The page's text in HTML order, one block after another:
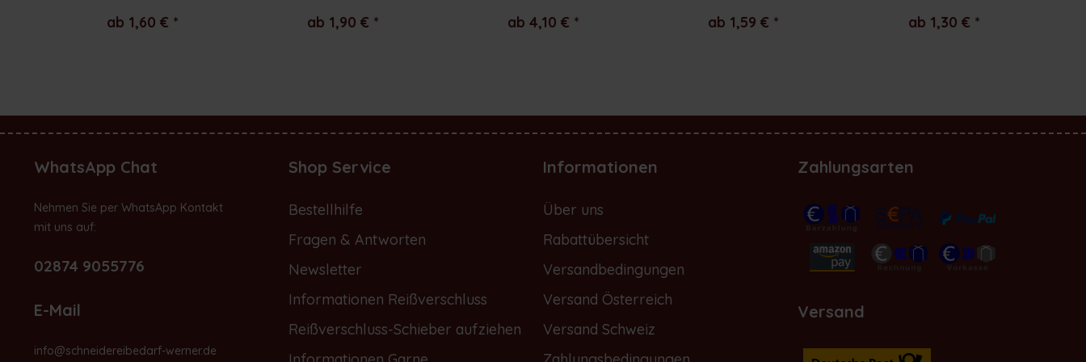
ab 1,60 € * ab 1,90 € * ab 4,10 € * ab 1,59 € * ab 1,30 € *
WhatsApp Chat
Nehmen Sie per WhatsApp Kontakt
mit uns auf:
02874 9055776
E-Mail
info@schneidereibedarf-werner.de
Shop Service
Bestellhilfe
Fragen & Antworten
Newsletter
Informationen Reißverschluss
Reißverschluss-Schieber aufziehen
Informationen
Über uns
Rabattübersicht
Versandbedingungen
Versand Österreich
Versand Schweiz
Zahlungsarten
Versand